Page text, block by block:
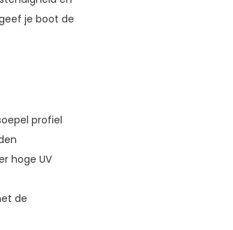
je boot de
profiel
hoge UV
de